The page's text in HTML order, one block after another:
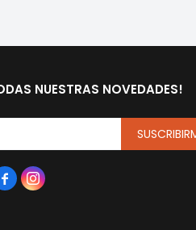
NUESTRAS NOVEDADES!
 